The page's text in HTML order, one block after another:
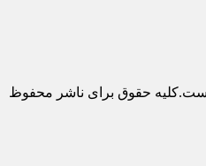
حقوق برای ناشر محفوظ